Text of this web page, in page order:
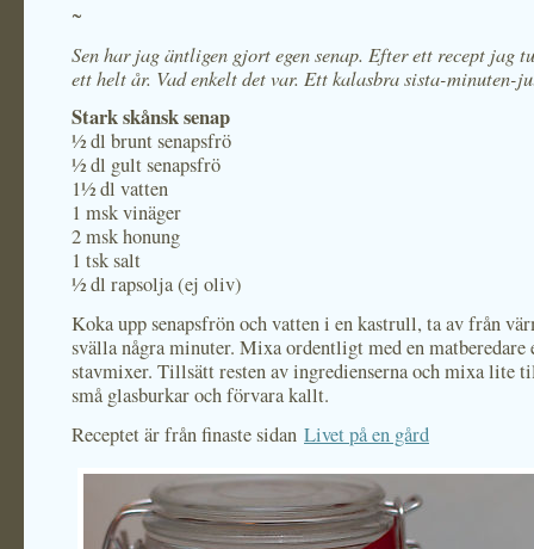
~
Sen har jag äntligen gjort egen senap. Efter ett recept jag
ett helt år. Vad enkelt det var. Ett kalasbra sista-minuten-
Stark skånsk senap
½ dl brunt senapsfrö
½ dl gult senapsfrö
1½ dl vatten
1 msk vinäger
2 msk honung
1 tsk salt
½ dl rapsolja (ej oliv)
Koka upp senapsfrön och vatten i en kastrull, ta av från
svälla några minuter. Mixa ordentligt med en matberedare
stavmixer. Tillsätt resten av ingredienserna och mixa lite
små glasburkar och förvara kallt.
Receptet är från finaste sidan Livet på en gård